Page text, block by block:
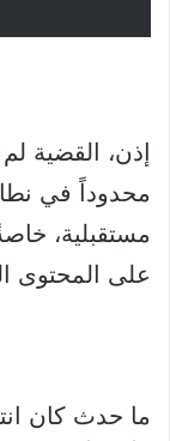
إذن، القضية
محدوداً في
مستقبلية،
على المحتوى
ما حدث كان